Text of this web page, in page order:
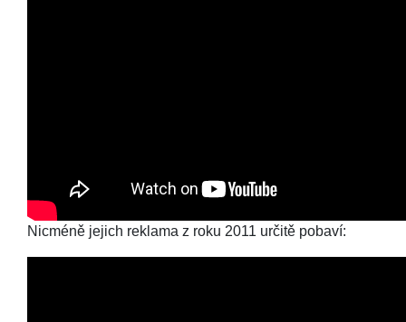
Nicméně jejich reklama z roku 2011 určitě pobaví: